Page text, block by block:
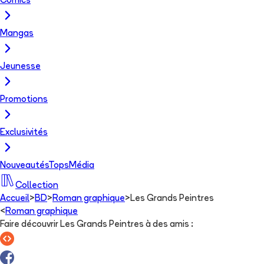
Mangas
Jeunesse
Promotions
Exclusivités
NouveautésTops Média
Collection
Accueil> BD> Roman graphique> Les Grands Peintres
< Roman graphique
Faire découvrir Les Grands Peintres à des amis :